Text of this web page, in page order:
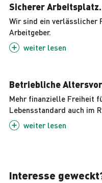
Sicherer Arbeitsplatz.
Wir sind ein verlässlicher
Arbeitgeber.
weiterlesen
Betriebliche
Mehr finanzielle Freiheit
Lebensstandard auch im
weiterlesen
Interesse